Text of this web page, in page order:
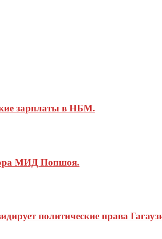
зарплаты в НБМ.
МИД Попшоя.
политические права